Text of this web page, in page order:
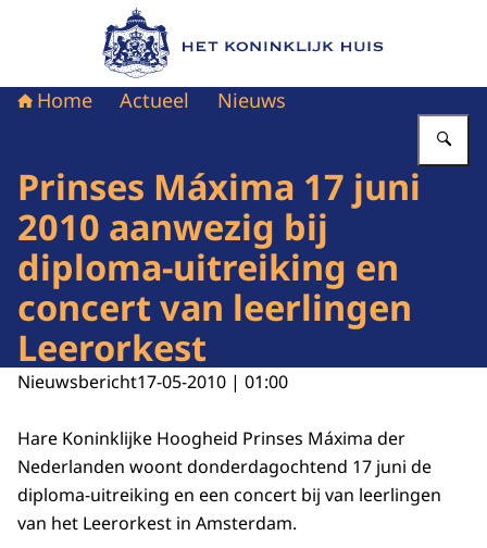
Naar de homepage van Het Koninklijk Huis
Home Actueel Nieuws
Prinses Máxima 17 juni
2010 aanwezig bij
diploma-uitreiking en
concert van leerlingen
Leerorkest
Nieuwsbericht17-05-2010 | 01:00
Hare Koninklijke Hoogheid Prinses Máxima der
Nederlanden woont donderdagochtend 17 juni de
diploma-uitreiking en een concert bij van leerlingen
van het Leerorkest in Amsterdam.